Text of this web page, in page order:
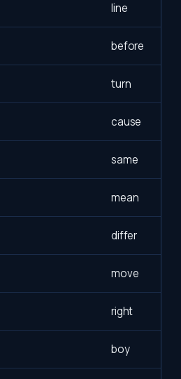
line
before
turn
cause
same
mean
differ
move
right
boy